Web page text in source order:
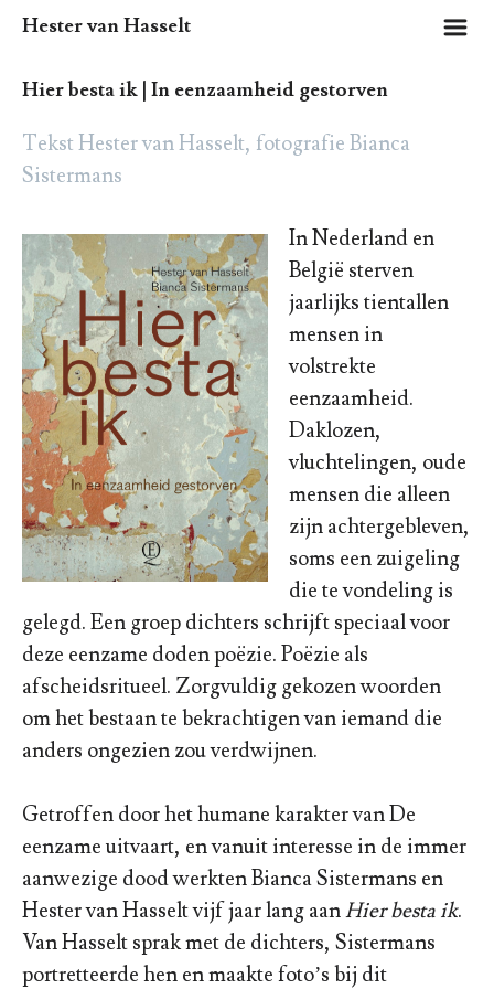
Hester van Hasselt m
Hier besta ik | In eenzaamheid gestorven
Tekst Hester van Hasselt, fotografie Bianca
Sistermans
In Nederland en
België sterven
jaarlijks tientallen
mensen in
volstrekte
eenzaamheid.
Daklozen,
vluchtelingen, oude
mensen die alleen
zijn achtergebleven,
soms een zuigeling
die te vondeling is
gelegd. Een groep dichters schrijft speciaal voor
deze eenzame doden poëzie. Poëzie als
afscheidsritueel. Zorgvuldig gekozen woorden
om het bestaan te bekrachtigen van iemand die
anders ongezien zou verdwijnen.
Getroffen door het humane karakter van De
eenzame uitvaart, en vanuit interesse in de immer
aanwezige dood werkten Bianca Sistermans en
Hester van Hasselt vijf jaar lang aanHier besta ik.
Van Hasselt sprak met de dichters, Sistermans
portretteerde hen en maakte foto’s bij dit